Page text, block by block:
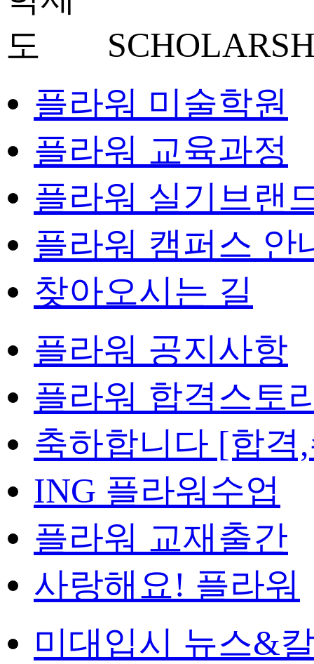
플라워 미술학원
플라워 교육과정
플라워 실기브랜
플라워 캠퍼스 안
찾아오시는 길
플라워 공지사항
플라워 합격스토
축하합니다 [합격
ING 플라워수업
플라워 교재출간
사랑해요! 플라워
미대입시 뉴스&